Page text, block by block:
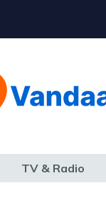
TV & Radio